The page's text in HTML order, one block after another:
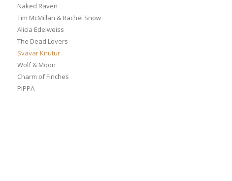
Naked Raven
Tim McMillan & Rachel Snow
Alicia Edelweiss
The Dead Lovers
Svavar Knutur
Wolf & Moon
Charm of Finches
PIPPA